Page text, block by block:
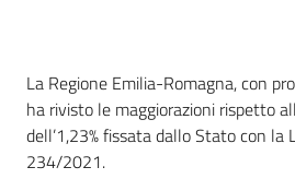
Introduzione
La Regione Emilia-Romagna, con
ha rivisto le maggiorazioni rispetto
dell’1,23% fissata dallo Stato con la
234/2021.